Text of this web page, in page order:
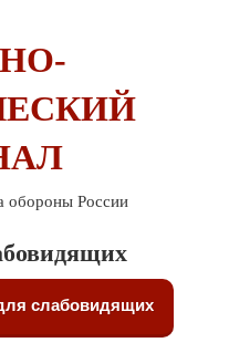
обороны России
слабовидящих